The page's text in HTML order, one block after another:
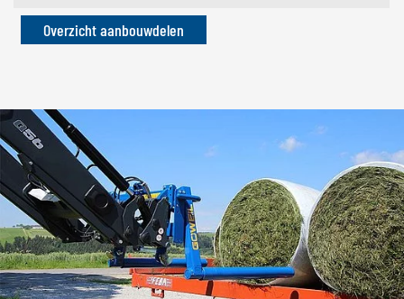
Overzicht aanbouwdelen